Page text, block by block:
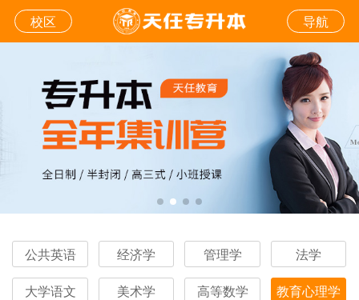
校区 导航
公共英语 经济学 管理学 法学
大学语文 美术学 高等数学 教育心理学